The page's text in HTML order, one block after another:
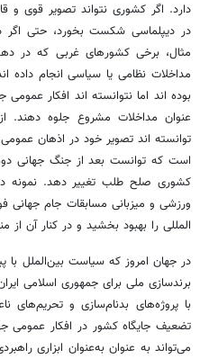
دارد. اگر کشوری نتواند تصویر قوی و
در دیپلماسی شکست بخورد، حتی اگر
مثال، برخی کشورهای غربی که در
مداخلات نظامی یا سیاسی انجام داده
بوده اند اما نتوانسته اند افکار عمومی
عنوان مداخلات مشروع جلوه دهند.
توانسته اند تصویر خود در اذهان
است که توانست بعد از جنگ جهانی
کشوری صلح طلب تغییر دهد. نمونه
المللی را بهبود بخشید و در کنار آن
در جهان امروز که سیاست بین‌الملل با
برندسازی ملی برای جمهوری اسلامی
با پروژه‌های بدنام‌سازی و تحریم‌های
تضعیف جایگاه کشور در افکار عمومی
می‌تواند به عنوان به‌عنوان ابزاری